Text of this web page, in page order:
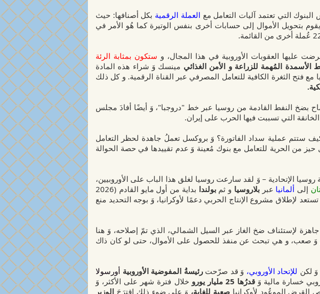
التي تعتمد آليات التعامل مع العملة الرقمية بكل أصنافها: حيث
بتحويل الأموال إلى حسابات أخرى بنفس الوتيرة كما هُو الأمر في
عليها العقوبات الأوروبية في هذا المجال، و ستكون بمثابة الرئة
الأسمدة المُهمة للزراعة و الأمن الغذائي مينسك وَ شراء هذه المادة
فتح الثغرة الكافية للتعامل المصرفي عبر القناة الرقمية. و كل ذلك
بضخ النفط القادمة من روسيا عبر خط "دروجبا"، وَ أيضًا أفادَ مجلس
التي تسببت فيها الحرب على إيران.
ستتم عملية سداد الفاتورة؟ وَ بروكسل تعملُ جاهدة لحظر التعامل
من الحرية للتعامل مع بنوك مُعينة وَ عدم تقييدها في حصة الحوالة
الإتحادية – وَ لقد سارعت روسيا لغلق هذا الباب على الأوروبيين،
إلى ألمانيا عبربلاروسيا و ثمبولندا
بداية من أول مايو القادم (2026
لإطلاق مشروع الإنتاج الحربي دعمًا لأوكرانيا، وَ بوجه التحديد منع
لإستئناف ضخ الغاز عبر السيل الشمالي، الذي تمّ إصلاحه، وَ هنا
وَ صعب، و هي تبحث عن منفذ للحصول على الأموال، حتى لو كان ذاك
وَ لكن للإتحاد الأوروبي، وَ قد صرّحترئيسةُ المفوضية الأوروبية أورسولا
خسارة مالية وَ قدرُها 25 مليار يورو
خلال فترة شهر على الأكثر، وَ
القرض الموعُود لأوكرانياصعبة للغاية، وَ على ضوء ذلك إقترَحَ الوزير